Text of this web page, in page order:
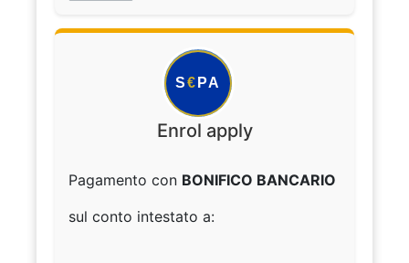
S€ PA
Enrol apply
Pagamento con BONIFICO BANCARIO
sul conto intestato a: